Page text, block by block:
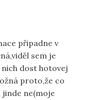
připadne v
sem je
dost hotovej
proto,že co
jinde ne(moje